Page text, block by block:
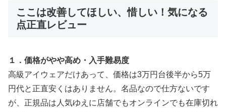
ここは改善してほしい、惜しい！気になる
点正直レビュー
１．価格がやや高め・入手難易度
高級アイウェアだけあって、価格は3万円台後半から5万
円代と正直安くはありません。名品なので仕方ないです
が、正規品は人気ゆえに店舗でもオンラインでも在庫切れ